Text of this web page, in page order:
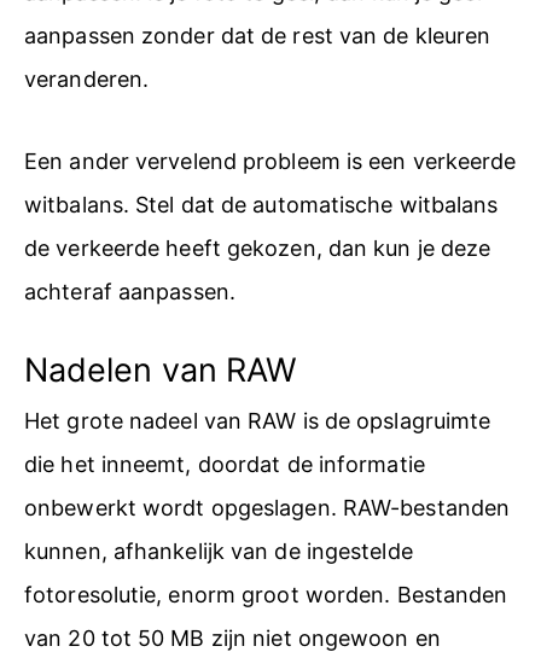
aanpassen zonder dat de rest van de kleuren
veranderen.
Een ander vervelend probleem is een verkeerde
witbalans. Stel dat de automatische witbalans
de verkeerde heeft gekozen, dan kun je deze
achteraf aanpassen.
Nadelen van RAW
Het grote nadeel van RAW is de opslagruimte
die het inneemt, doordat de informatie
onbewerkt wordt opgeslagen. RAW-bestanden
kunnen, afhankelijk van de ingestelde
fotoresolutie, enorm groot worden. Bestanden
van 20 tot 50 MB zijn niet ongewoon en